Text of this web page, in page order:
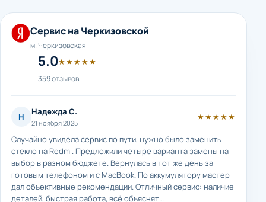
Сервис на Черкизовской
м. Черкизовская
5.0★★★★★
359 отзывов
Н Надежда С.
21 ноября 2025
★★★★★
Случайно увидела сервис по пути, нужно было заменить
стекло на Redmi. Предложили четыре варианта замены на
выбор в разном бюджете. Вернулась в тот же день за
готовым телефоном и с MacBook. По аккумулятору мастер
дал объективные рекомендации. Отличный сервис: наличие
деталей, быстрая работа, всё объяснят…